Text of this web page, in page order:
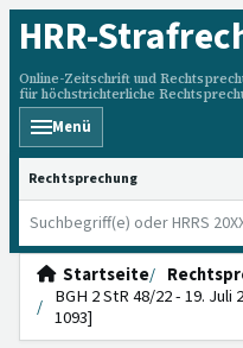
HRR-
Online-Zeitschrift und
für höchstrichterliche
Menü
HRRS durchsuchen
Startseite
BGH 2 StR 48/22 - 19. Juli
1093]